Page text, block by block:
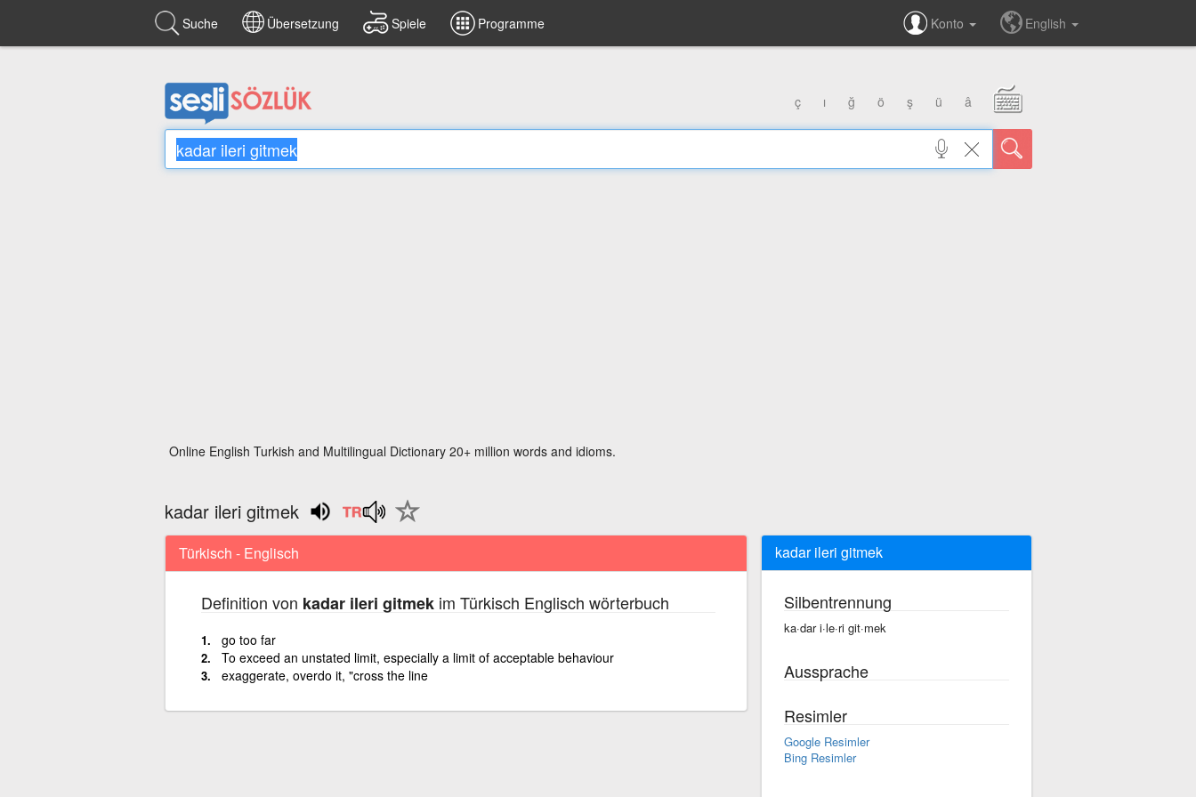
Suche Übersetzung Spiele Programme Konto English
ç ı ğ ö ş ü â
Online English Turkish and Multilingual Dictionary 20+ million words and idioms.
kadar ileri gitmek
Türkisch - Englisch
Definition von kadar ileri gitmekim Türkisch Englisch wörterbuch
go too far
To exceed an unstated limit, especially a limit of acceptable behaviour
exaggerate, overdo it, "cross the line
kadar ileri gitmek
Silbentrennung
ka·dar i·le·ri git·mek
Aussprache
Resimler
Google Resimler
Bing Resimler